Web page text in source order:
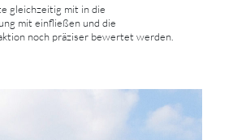
gleichzeitig mit in die
mit einfließen und die
noch präziser bewertet werden.